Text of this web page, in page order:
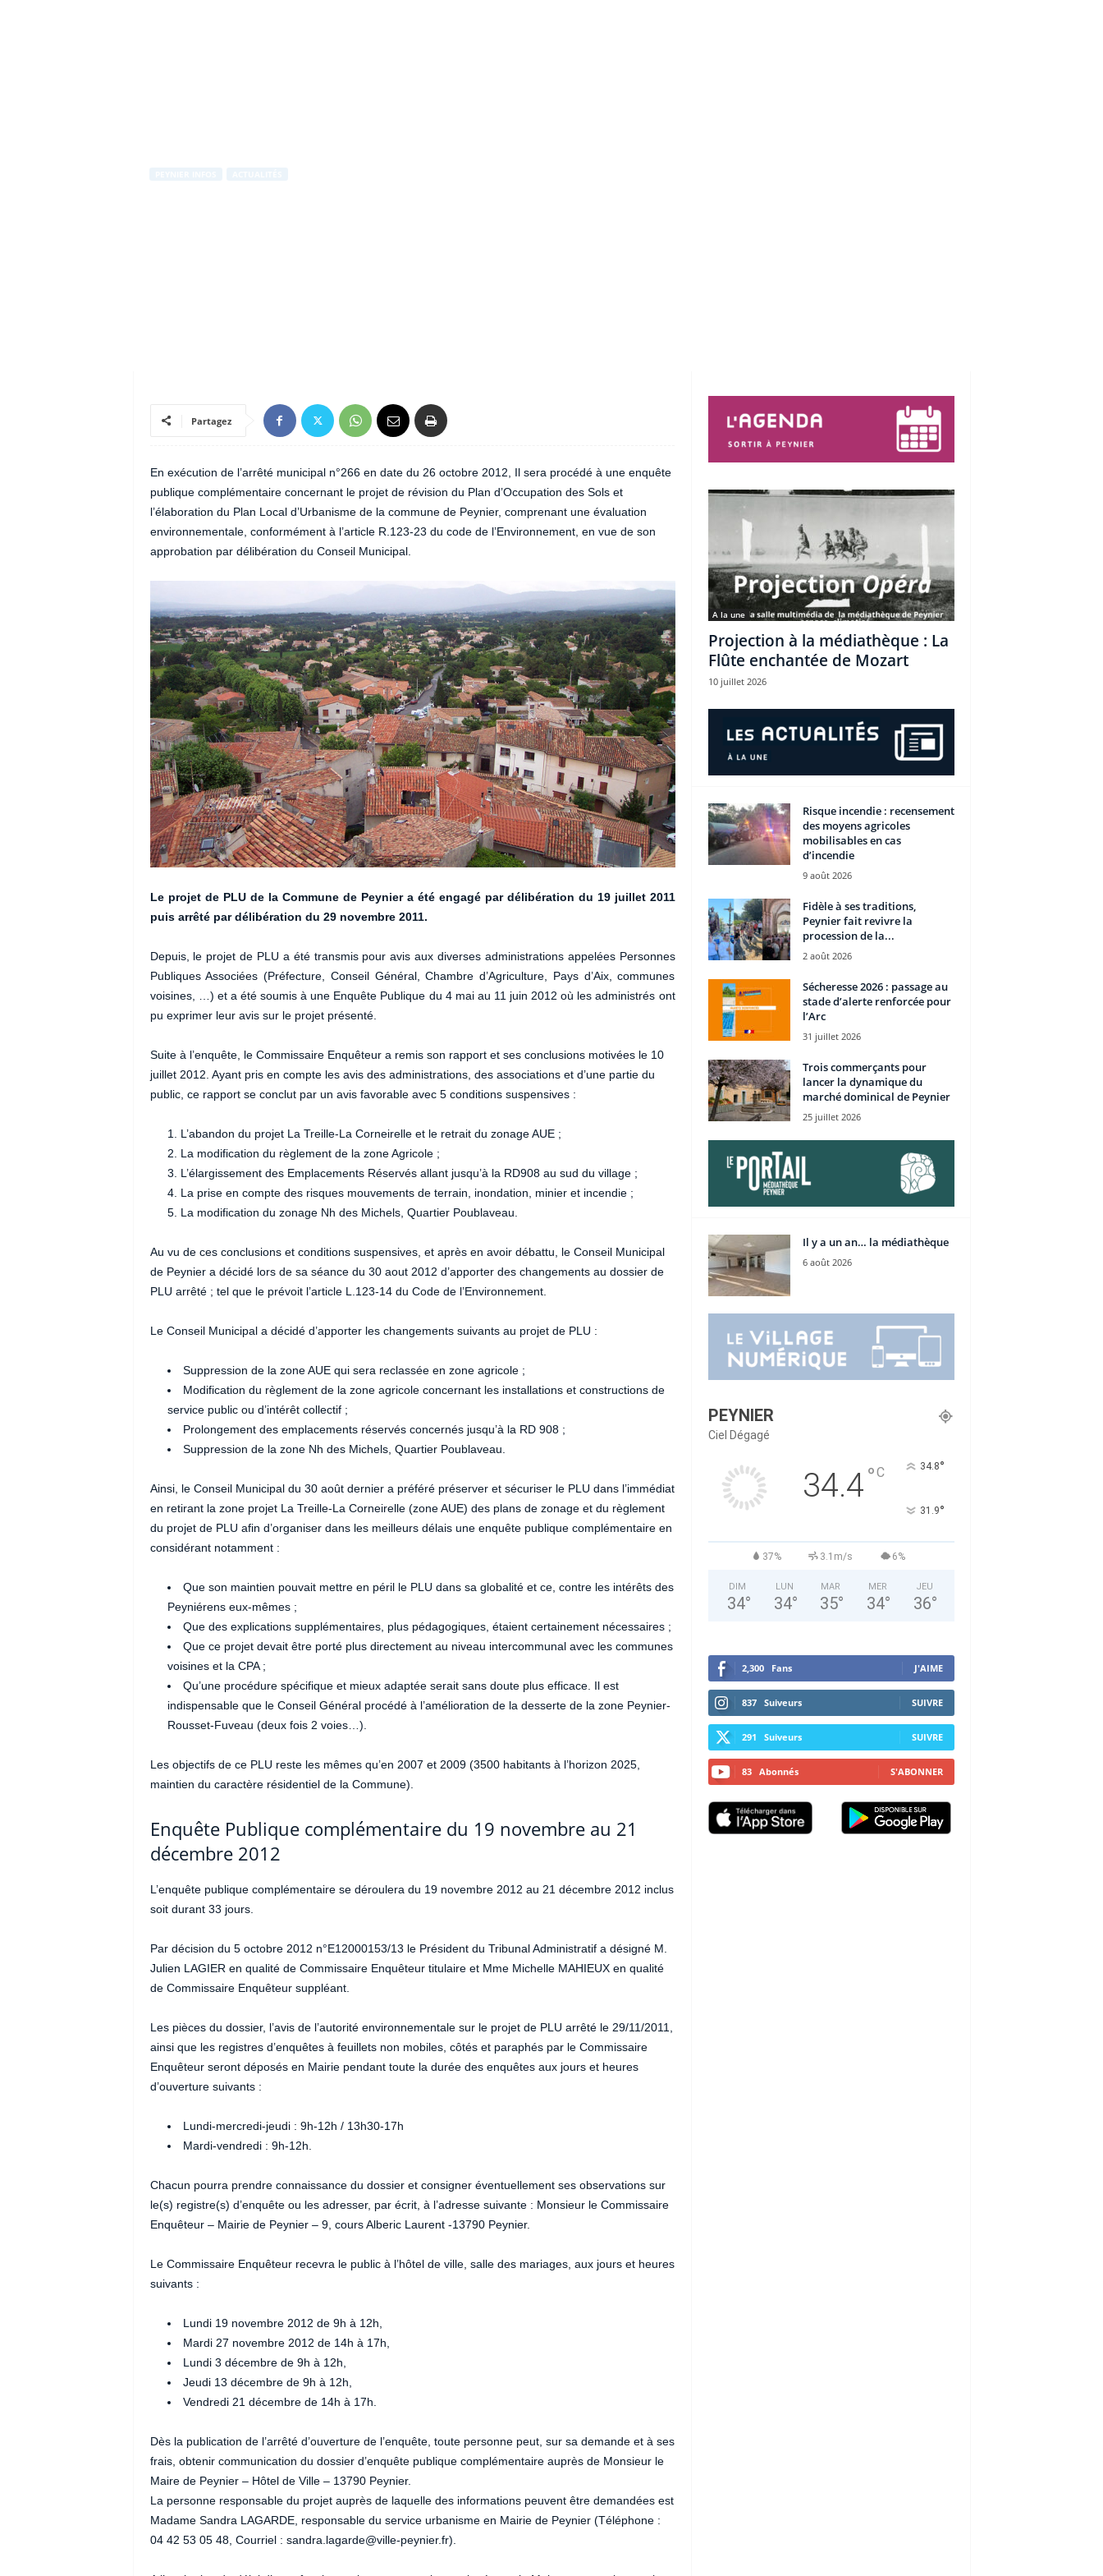
Partagez
En exécution de l’arrêté municipal n°266 en date du 26 octobre 2012, Il sera procédé à une enquête
publique complémentaire concernant le projet de révision du Plan d’Occupation des Sols et
l’élaboration du Plan Local d’Urbanisme de la commune de Peynier, comprenant une évaluation
environnementale, conformément à l’article R.123-23 du code de l’Environnement, en vue de son
approbation par délibération du Conseil Municipal.
Le projet de PLU de la Commune de Peynier a été engagé par délibération du 19 juillet 2011
puis arrêté par délibération du 29 novembre 2011.
Depuis, le projet de PLU a été transmis pour avis aux diverses administrations appelées Personnes
Publiques Associées (Préfecture, Conseil Général, Chambre d’Agriculture, Pays d’Aix, communes
voisines, …) et a été soumis à une Enquête Publique du 4 mai au 11 juin 2012 où les administrés ont
pu exprimer leur avis sur le projet présenté.
Suite à l’enquête, le Commissaire Enquêteur a remis son rapport et ses conclusions motivées le 10
juillet 2012. Ayant pris en compte les avis des administrations, des associations et d’une partie du
public, ce rapport se conclut par un avis favorable avec 5 conditions suspensives :
L’abandon du projet La Treille-La Corneirelle et le retrait du zonage AUE ;
La modification du règlement de la zone Agricole ;
L’élargissement des Emplacements Réservés allant jusqu’à la RD908 au sud du village ;
La prise en compte des risques mouvements de terrain, inondation, minier et incendie ;
La modification du zonage Nh des Michels, Quartier Poublaveau.
Au vu de ces conclusions et conditions suspensives, et après en avoir débattu, le Conseil Municipal
de Peynier a décidé lors de sa séance du 30 aout 2012 d’apporter des changements au dossier de
PLU arrêté ; tel que le prévoit l’article L.123-14 du Code de l’Environnement.
Le Conseil Municipal a décidé d’apporter les changements suivants au projet de PLU :
Suppression de la zone AUE qui sera reclassée en zone agricole ;
Modification du règlement de la zone agricole concernant les installations et constructions de
service public ou d’intérêt collectif ;
Prolongement des emplacements réservés concernés jusqu’à la RD 908 ;
Suppression de la zone Nh des Michels, Quartier Poublaveau.
Ainsi, le Conseil Municipal du 30 août dernier a préféré préserver et sécuriser le PLU dans l’immédiat
en retirant la zone projet La Treille-La Corneirelle (zone AUE) des plans de zonage et du règlement
du projet de PLU afin d’organiser dans les meilleurs délais une enquête publique complémentaire en
considérant notamment :
Que son maintien pouvait mettre en péril le PLU dans sa globalité et ce, contre les intérêts des
Peyniérens eux-mêmes ;
Que des explications supplémentaires, plus pédagogiques, étaient certainement nécessaires ;
Que ce projet devait être porté plus directement au niveau intercommunal avec les communes
voisines et la CPA ;
Qu’une procédure spécifique et mieux adaptée serait sans doute plus efficace. Il est
indispensable que le Conseil Général procédé à l’amélioration de la desserte de la zone Peynier-
Rousset-Fuveau (deux fois 2 voies…).
Les objectifs de ce PLU reste les mêmes qu’en 2007 et 2009 (3500 habitants à l’horizon 2025,
maintien du caractère résidentiel de la Commune).
Enquête Publique complémentaire du 19 novembre au 21
décembre 2012
L’enquête publique complémentaire se déroulera du 19 novembre 2012 au 21 décembre 2012 inclus
soit durant 33 jours.
Par décision du 5 octobre 2012 n°E12000153/13 le Président du Tribunal Administratif a désigné M.
Julien LAGIER en qualité de Commissaire Enquêteur titulaire et Mme Michelle MAHIEUX en qualité
de Commissaire Enquêteur suppléant.
Les pièces du dossier, l’avis de l’autorité environnementale sur le projet de PLU arrêté le 29/11/2011,
ainsi que les registres d’enquêtes à feuillets non mobiles, côtés et paraphés par le Commissaire
Enquêteur seront déposés en Mairie pendant toute la durée des enquêtes aux jours et heures
d’ouverture suivants :
Lundi-mercredi-jeudi : 9h-12h / 13h30-17h
Mardi-vendredi : 9h-12h.
Chacun pourra prendre connaissance du dossier et consigner éventuellement ses observations sur
le(s) registre(s) d’enquête ou les adresser, par écrit, à l’adresse suivante : Monsieur le Commissaire
Enquêteur – Mairie de Peynier – 9, cours Alberic Laurent -13790 Peynier.
Le Commissaire Enquêteur recevra le public à l’hôtel de ville, salle des mariages, aux jours et heures
suivants :
Lundi 19 novembre 2012 de 9h à 12h,
Mardi 27 novembre 2012 de 14h à 17h,
Lundi 3 décembre de 9h à 12h,
Jeudi 13 décembre de 9h à 12h,
Vendredi 21 décembre de 14h à 17h.
Dès la publication de l’arrêté d’ouverture de l’enquête, toute personne peut, sur sa demande et à ses
frais, obtenir communication du dossier d’enquête publique complémentaire auprès de Monsieur le
Maire de Peynier – Hôtel de Ville – 13790 Peynier.
La personne responsable du projet auprès de laquelle des informations peuvent être demandées est
Madame Sandra LAGARDE, responsable du service urbanisme en Mairie de Peynier (Téléphone :
04 42 53 05 48, Courriel : sandra.lagarde@ville-peynier.fr).
A la une
Projection à la médiathèque : La
Flûte enchantée de Mozart
10 juillet 2026
Risque incendie : recensement
des moyens agricoles
mobilisables en cas
d’incendie
9 août 2026
Fidèle à ses traditions,
Peynier fait revivre la
procession de la...
2 août 2026
Sécheresse 2026 : passage au
stade d’alerte renforcée pour
l’Arc
31 juillet 2026
Trois commerçants pour
lancer la dynamique du
marché dominical de Peynier
25 juillet 2026
Il y a un an… la médiathèque
6 août 2026
PEYNIER
Ciel Dégagé
34.4°C 34.8°
31.9°
37% 3.1m/s 6%
DIM
34°
LUN
34°
MAR
35°
MER
34°
JEU
36°
2,300 Fans J'AIME
837 Suiveurs SUIVRE
291 Suiveurs SUIVRE
83 Abonnés S'ABONNER